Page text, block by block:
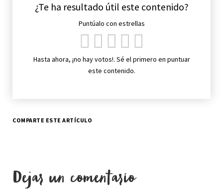
¿Te ha resultado útil este contenido?
Puntúalo con estrellas
Hasta ahora, ¡no hay votos!. Sé el primero en puntuar
este contenido.
COMPARTE ESTE ARTÍCULO
Dejar un comentario